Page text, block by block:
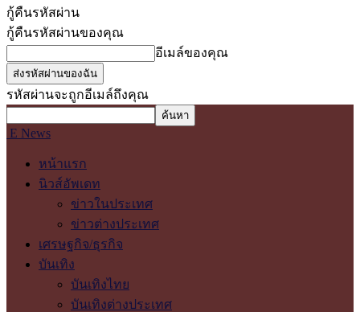
กู้คืนรหัสผ่าน
กู้คืนรหัสผ่านของคุณ
อีเมล์ของคุณ
รหัสผ่านจะถูกอีเมล์ถึงคุณ
E News
หน้าแรก
นิวส์อัพเดท
ข่าวในประเทศ
ข่าวต่างประเทศ
เศรษฐกิจ/ธุรกิจ
บันเทิง
บันเทิงไทย
บันเทิงต่างประเทศ